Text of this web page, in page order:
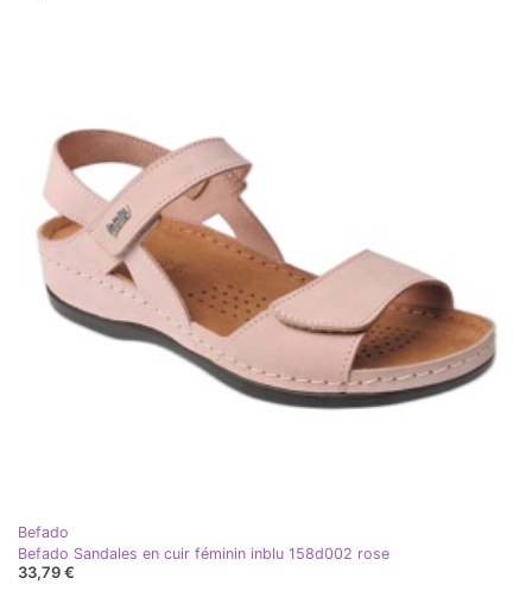
Befado
Befado Sandales en cuir féminin inblu 158d002 rose
33,79 €